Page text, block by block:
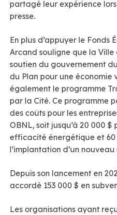
partagé leur expérience
presse.
En plus d’appuyer le Fonds
Arcand souligne que la
soutien du gouvernement
du Plan pour une économie
également le programme
par la Cité. Ce programme
des coûts pour les
OBNL, soit jusqu’à 20 000 $
efficacité énergétique et 60
l’implantation d’un
Depuis son lancement en
accordé 153 000 $ en
Les organisations ayant